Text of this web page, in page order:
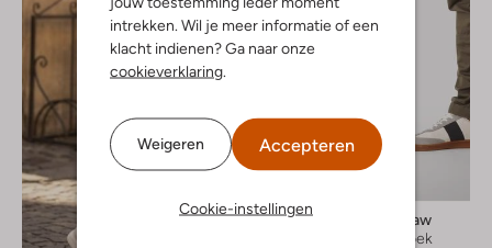
intrekken. Wil je meer informatie of een
klacht indienen? Ga naar onze
cookieverklaring
Weigeren Accepteren
Cookie-instellingen
G-Star Raw
Cargobroek